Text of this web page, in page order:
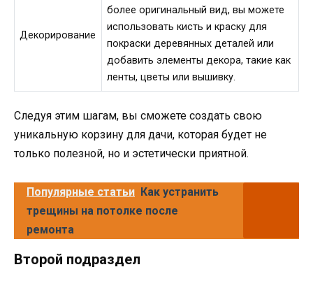
Декорирование
более оригинальный вид, вы можете
использовать кисть и краску для
покраски деревянных деталей или
добавить элементы декора, такие как
ленты, цветы или вышивку.
Следуя этим шагам, вы сможете создать свою
уникальную корзину для дачи, которая будет не
только полезной, но и эстетически приятной.
Популярные статьи Как устранить
трещины на потолке после
ремонта
Второй подраздел